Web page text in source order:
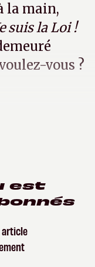
la main,
suis la Loi !
vous ?
est
article